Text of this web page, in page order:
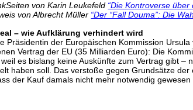
von Karin Leukefeld “Die Kontroverse
von Albrecht Müller “Der “Fall Douma”: Die
– wie Aufklärung verhindert wird
Präsidentin der Europäischen Kommission
Vertrag der EU (35 Milliarden Euro): Die
es bislang keine Auskünfte zum Vertrag gibt
haben soll. Das verstoße gegen Grundsätze
der Kauf damals nicht mehr notwendig gewesen